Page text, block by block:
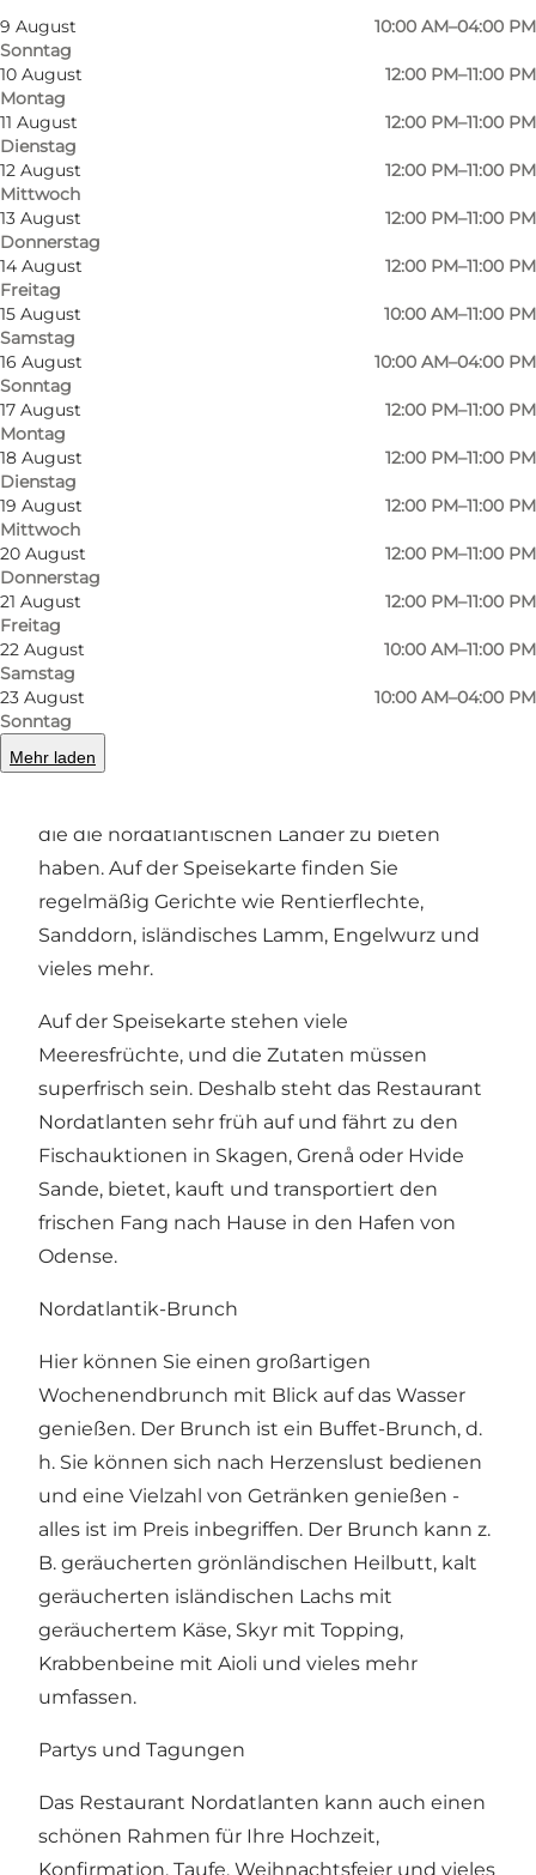
9 August
Sonntag
10:00 AM–04:00 PM
10 August
Montag
12:00 PM–11:00 PM
11 August
Dienstag
12:00 PM–11:00 PM
12 August
Mittwoch
12:00 PM–11:00 PM
13 August
Donnerstag
12:00 PM–11:00 PM
14 August
Freitag
12:00 PM–11:00 PM
15 August
Samstag
10:00 AM–11:00 PM
16 August
Sonntag
10:00 AM–04:00 PM
17 August
Montag
12:00 PM–11:00 PM
18 August
Dienstag
12:00 PM–11:00 PM
19 August
Mittwoch
12:00 PM–11:00 PM
20 August
Donnerstag
12:00 PM–11:00 PM
21 August
Freitag
12:00 PM–11:00 PM
22 August
Samstag
10:00 AM–11:00 PM
23 August
Sonntag
10:00 AM–04:00 PM
Mehr laden
Foto:
Nordatlanten ist ein klassisches
Gourmetrestaurant mit nordischem Flair. Man
ist stolz auf die Verwendung guter Zutaten und
die die nordatlantischen Länder zu bieten
haben. Auf der Speisekarte finden Sie
regelmäßig Gerichte wie Rentierflechte,
Sanddorn, isländisches Lamm, Engelwurz und
vieles mehr.
Auf der Speisekarte stehen viele
Meeresfrüchte, und die Zutaten müssen
superfrisch sein. Deshalb steht das Restaurant
Nordatlanten sehr früh auf und fährt zu den
Fischauktionen in Skagen, Grenå oder Hvide
Sande, bietet, kauft und transportiert den
frischen Fang nach Hause in den Hafen von
Odense.
Nordatlantik-Brunch
Hier können Sie einen großartigen
Wochenendbrunch mit Blick auf das Wasser
genießen. Der Brunch ist ein Buffet-Brunch, d.
h. Sie können sich nach Herzenslust bedienen
und eine Vielzahl von Getränken genießen -
alles ist im Preis inbegriffen. Der Brunch kann z.
B. geräucherten grönländischen Heilbutt, kalt
geräucherten isländischen Lachs mit
geräuchertem Käse, Skyr mit Topping,
Krabbenbeine mit Aioli und vieles mehr
umfassen.
Partys und Tagungen
Das Restaurant Nordatlanten kann auch einen
schönen Rahmen für Ihre Hochzeit,
Konfirmation, Taufe, Weihnachtsfeier und vieles